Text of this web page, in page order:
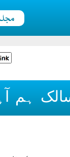
ہم